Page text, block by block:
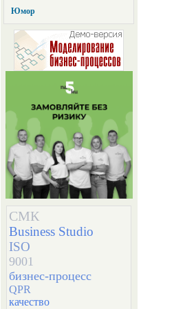
Юмор
СМК
Business Studio
ISO
9001
бизнес-процесс
QPR
качество